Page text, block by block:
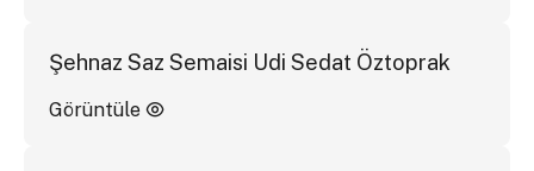
Şehnaz Saz Semaisi Udi Sedat Öztoprak
Görüntüle